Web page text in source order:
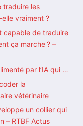
traduire les
vraiment ?
capable de traduire
ça marche ? –
par l’IA qui …
la
vétérinaire
un collier qui
– RTBF Actus